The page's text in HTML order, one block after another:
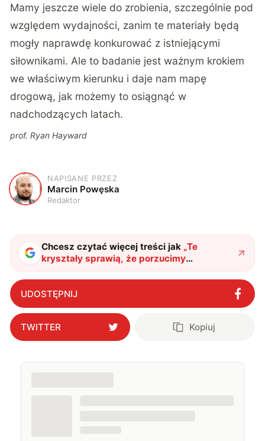
Mamy jeszcze wiele do zrobienia, szczególnie pod
względem wydajności, zanim te materiały będą
mogły naprawdę konkurować z istniejącymi
siłownikami. Ale to badanie jest ważnym krokiem
we właściwym kierunku i daje nam mapę
drogową, jak możemy to osiągnąć w
nadchodzących latach.
prof. Ryan Hayward
M
NAPISANE PRZEZ
Marcin Powęska
Redaktor
Chcesz czytać więcej treści jak „Te
kryształy sprawią, że porzucimy
nieporęczne baterie. Nowy sposób
przetwarzania energii"?
UDOSTĘPNIJ
TWITTER Kopiuj